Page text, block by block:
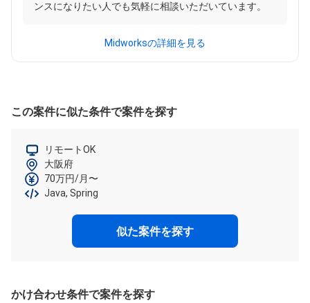
ンスになりたい人でも気軽に相談いただいています。
Midworksの詳細を見る
この案件に似た条件で案件を探す
リモートOK
大阪府
70万円/月〜
Java, Spring
似た案件を探す
かけ合わせ条件で案件を探す